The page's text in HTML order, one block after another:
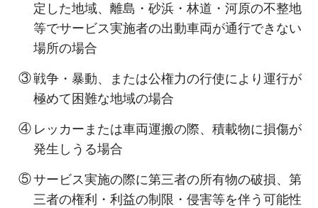
定した地域、離島・砂浜・林道・河原の不整地
等でサービス実施者の出動車両が通行できない
場所の場合
③戦争・暴動、または公権力の行使により運行が
極めて困難な地域の場合
④ レッカーまたは車両運搬の際、積載物に損傷が
発生しうる場合
⑤サービス実施の際に第三者の所有物の破損、第
三者の権利・利益の制限・侵害等を伴う可能性